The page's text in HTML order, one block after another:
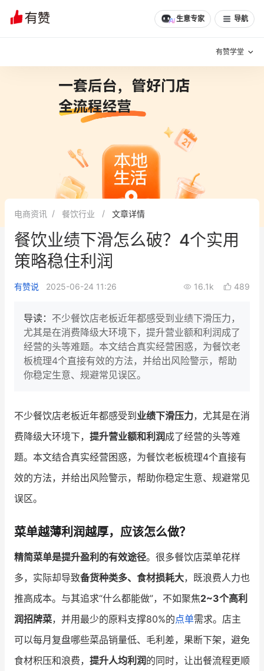
生意专家 导航
有赞学堂
增长方法
有赞专家说
新零售最佳实践
面对面聊增长
新零售大会
增长产品指南
智库 产品场景库
行业洞察
品牌消费观 行业报告
培训课程
私域课程 新零售内参
增长俱乐部
增长俱乐部 有赞商盟
合作共进
入驻有赞 认证代理商
电商资讯 餐饮行业 文章详情
餐饮业绩下滑怎么破？4个实用
策略稳住利润
有赞说 2025-06-24 11:26 16.1k 489
导读： 不少餐饮店老板近年都感受到业绩下滑压力，
尤其是在消费降级大环境下，提升营业额和利润成了
经营的头等难题。本文结合真实经营困惑，为餐饮老
板梳理4个直接有效的方法，并给出风险警示，帮助
你稳定生意、规避常见误区。
不少餐饮店老板近年都感受到 业绩下滑压力，尤其是在消
费降级大环境下， 提升营业额和利润成了经营的头等难
题。本文结合真实经营困惑，为餐饮老板梳理4个直接有
效的方法，并给出风险警示，帮助你稳定生意、规避常见
误区。
菜单越薄利润越厚，应该怎么做？
精简菜单是提升盈利的有效途径。很多餐饮店菜单花样
多，实际却导致备货种类多、食材损耗大，既浪费人力也
推高成本。与其追求“什么都能做”，不如聚焦2~3个高利
润招牌菜，并用最少的原料支撑80%的点单需求。店主
可以每月复盘哪些菜品销量低、毛利差，果断下架，避免
食材积压和浪费， 提升人均利润的同时，让出餐流程更顺